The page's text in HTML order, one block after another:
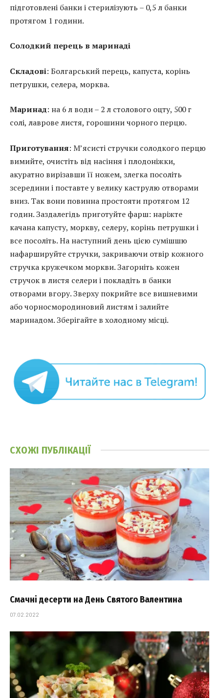
підготовлені банки і стерилізують – 0,5 л банки
протягом 1 години.
Солодкий перець в маринаді
Складові: Болгарський перець, капуста, корінь
петрушки, селера, морква.
Маринад: на 6 л води – 2 л столового оцту, 500 г
солі, лаврове листя, горошини чорного перцю.
Приготування: М’ясисті стручки солодкого перцю
вимийте, очистіть від насіння і плодоніжки,
акуратно вирізавши її ножем, злегка посоліть
зсередини і поставте у велику каструлю отворами
вниз. Так вони повинна простояти протягом 12
годин. Заздалегідь приготуйте фарш: наріжте
качана капусту, моркву, селеру, корінь петрушки і
все посоліть. На наступний день цією сумішшю
нафаршируйте стручки, закриваючи отвір кожного
стручка кружечком моркви. Загорніть кожен
стручок в листя селери і покладіть в банки
отворами вгору. Зверху покрийте все вишневими
або чорносмородиновий листям і залийте
маринадом. Зберігайте в холодному місці.
СХОЖІ ПУБЛІКАЦІЇ
Смачні десерти на День Святого Валентина
07.02.2022